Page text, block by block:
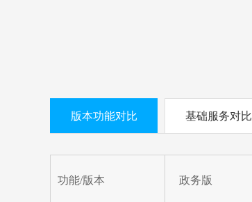
版本功能对比 基础服务对比
功能/版本 政务版